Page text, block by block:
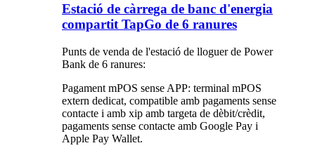
Estació de càrrega de banc d'energia
compartit TapGo de 6 ranures
Punts de venda de l'estació de lloguer de Power
Bank de 6 ranures:
Pagament mPOS sense APP: terminal mPOS
extern dedicat, compatible amb pagaments sense
contacte i amb xip amb targeta de dèbit/crèdit,
pagaments sense contacte amb Google Pay i
Apple Pay Wallet.